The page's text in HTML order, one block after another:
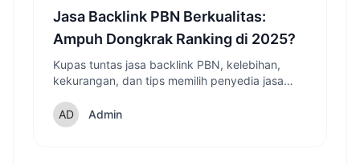
Jasa Backlink PBN Berkualitas:
Ampuh Dongkrak Ranking di 2025?
Kupas tuntas jasa backlink PBN, kelebihan,
kekurangan, dan tips memilih penyedia jasa
Anda!
Admin